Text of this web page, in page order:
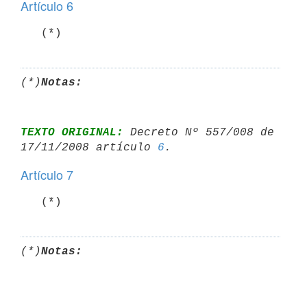
Artículo 6
   (*)
(*)Notas:
TEXTO ORIGINAL:
Decreto Nº 557/008 de
17/11/2008 artículo 6
Artículo 7
   (*)
(*)Notas: